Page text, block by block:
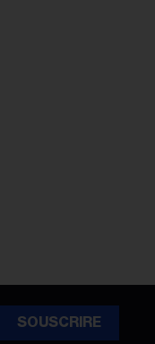
SOUSCRIRE